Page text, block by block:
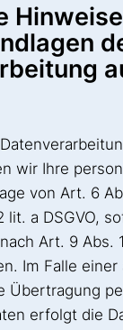
wir Ihre
von Art. 6
lit. a DSGVO,
Art. 9 Abs.
Im Falle einer
Übertragung
erfolgt die